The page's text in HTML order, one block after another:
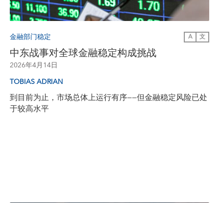
金融部门稳定 A 文
中东战事对全球金融稳定构成挑战
2026年4月14日
TOBIAS ADRIAN
到目前为止，市场总体上运行有序——但金融稳定风险已处
于较高水平